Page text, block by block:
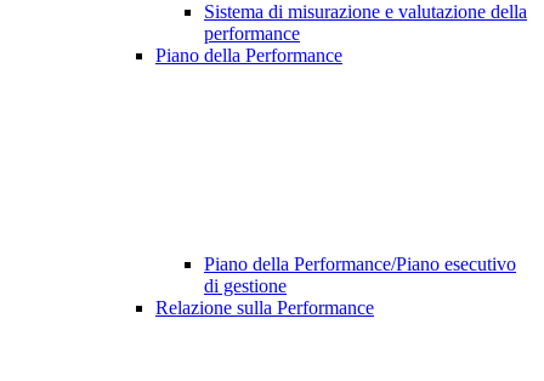
Sistema di misurazione e valutazione della
performance
Piano della Performance
Piano della Performance/Piano esecutivo
di gestione
Relazione sulla Performance